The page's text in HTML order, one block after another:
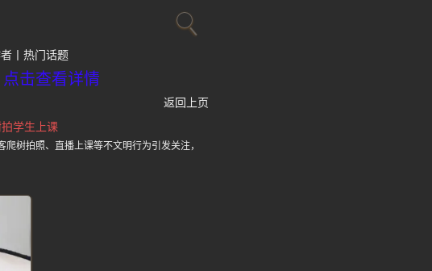
热门话题
击查看详情
返回上页
学生上课
树拍照、直播上课等不文明行为引发关注，